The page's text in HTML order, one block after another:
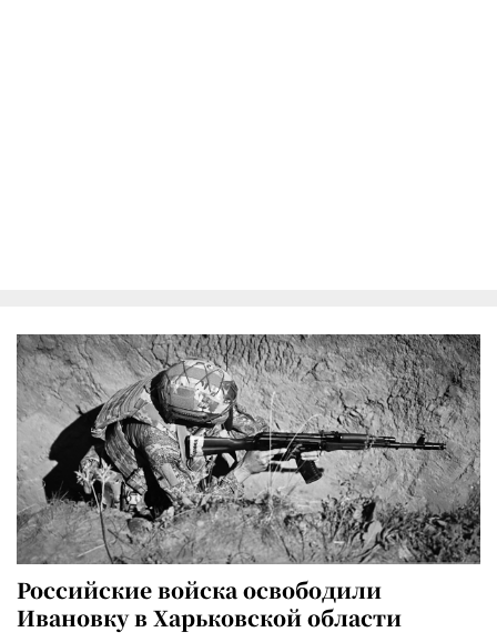
Российские войска освободили
Ивановку в Харьковской области